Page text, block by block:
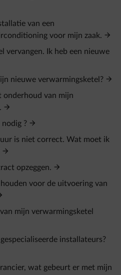
van een
voor mijn zaak.
vervangen. Ik heb een nieuwe
nieuwe verwarmingsketel?
onderhoud van mijn
?
is niet correct. Wat moet ik
opzeggen.
voor de uitvoering van
mijn verwarmingsketel
installateurs?
wat gebeurt er met mijn